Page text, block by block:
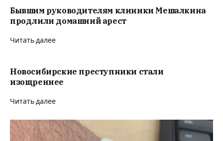
Бывшим руководителям клиники Мешалкина
продлили домашний арест
Читать далее
Новосибирские преступники стали
изощреннее
Читать далее